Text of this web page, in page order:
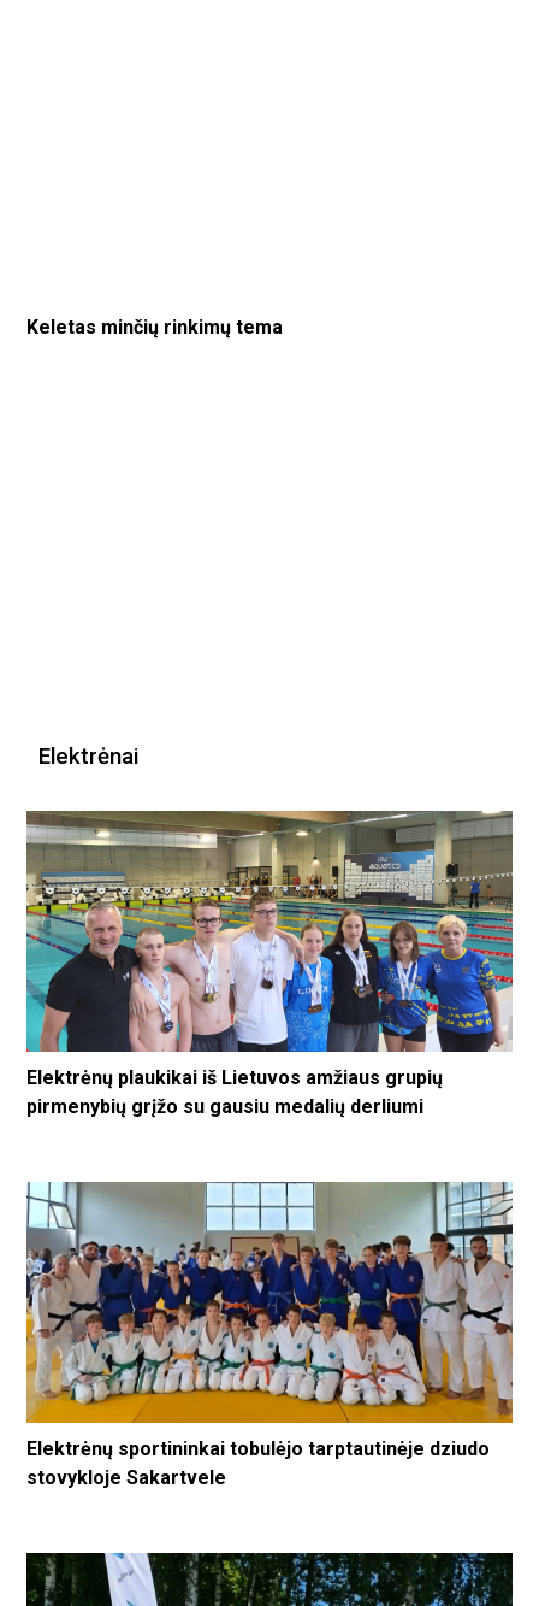
Keletas minčių rinkimų tema
Elektrėnai
Elektrėnų plaukikai iš Lietuvos amžiaus grupių
pirmenybių grįžo su gausiu medalių derliumi
Elektrėnų sportininkai tobulėjo tarptautinėje dziudo
stovykloje Sakartvele